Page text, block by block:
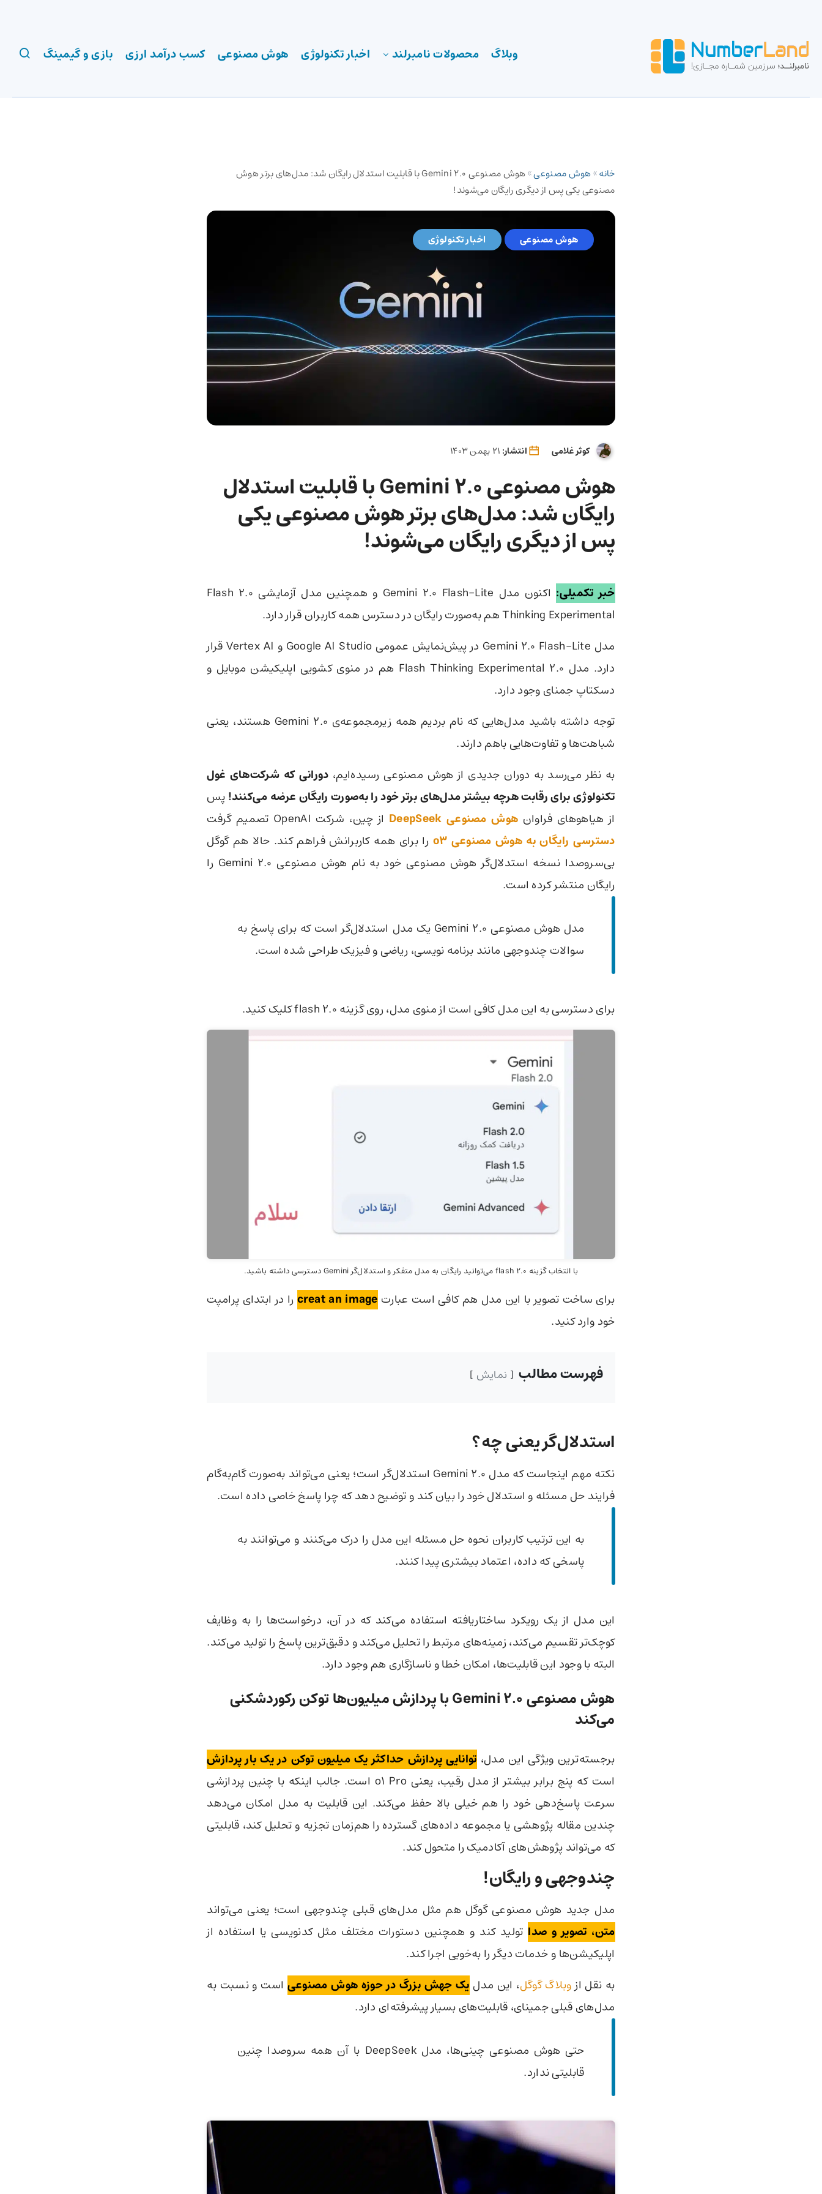
وبلاگ محصولات نامبرلند اخبار تکنولوژی هوش مصنوعی کسب درآمد ارزی بازی و گیمینگ
خانه»هوش مصنوعی»
هوش مصنوعی Gemini 2.0 با قابلیت استدلال رایگان شد: مدل‌های برتر هوش
مصنوعی یکی پس از دیگری رایگان می‌شوند!
هوش مصنوعی اخبار تکنولوژی
کوثر غلامی انتشار:
هوش مصنوعی Gemini 2.0 با قابلیت استدلال
رایگان شد: مدل‌های برتر هوش مصنوعی یکی
پس از دیگری رایگان می‌شوند!
خبر تکمیلی:‌
اکنون مدل‌ Gemini 2.0 Flash-Lite و همچنین مدل آزمایشی 2.0 Flash
Thinking Experimental هم به‌صورت رایگان در دسترس همه کاربران قرار دارد.
مدل Gemini 2.0 Flash-Lite در پیش‌نمایش عمومی Google AI Studio و Vertex AI قرار
دارد. مدل 2.0 Flash Thinking Experimental هم در منوی کشویی اپلیکیشن موبایل و
دسکتاپ جمنای وجود دارد.
توجه داشته باشید مدل‌هایی که نام بردیم همه زیرمجموعه‌ی Gemini 2.0 هستند، یعنی
شباهت‌ها و تفاوت‌هایی باهم دارند.
به نظر می‌رسد به دوران جدیدی از هوش مصنوعی رسیده‌ایم، دورانی که شرکت‌های غول
تکنولوژی برای رقابت هرچه بیشتر مدل‌های برتر خود را به‌صورت رایگان عرضه می‌کنند!پس
از هیاهوهای فراوان هوش مصنوعی DeepSeek
از چین، شرکت OpenAI تصمیم گرفت
دسترسی رایگان به هوش مصنوعی o3
را برای همه کاربرانش فراهم کند. حالا هم گوگل
بی‌سروصدا نسخه استدلال‌گر هوش مصنوعی خود به نام هوش مصنوعی Gemini 2.0 را
رایگان منتشر کرده است.
مدل هوش مصنوعی Gemini 2.0 یک مدل استدلال‌گر است که برای پاسخ به
سوالات چندوجهی مانند برنامه نویسی، ریاضی و فیزیک طراحی شده است.
برای دسترسی به این مدل کافی است از منوی مدل، روی گزینه flash 2.0 کلیک کنید.
با انتخاب گزینه flash 2.0 می‌توانید رایگان به مدل متفکر و استدلال‌گر Gemini دسترسی داشته باشید.
برای ساخت تصویر با این مدل هم کافی است عبارت creat an imageرا در ابتدای پرامپت
خود وارد کنید.
فهرست مطالب نمایش
استدلال‌گر یعنی چه؟
نکته مهم اینجاست که مدل Gemini 2.0 استدلال‌گر است؛ یعنی می‌تواند به‌صورت گام‌به‌گام
فرایند حل مسئله و استدلال خود را بیان کند و توضیح دهد که چرا پاسخ خاصی داده است.
به این ترتیب کاربران نحوه حل مسئله این مدل را درک می‌کنند و می‌توانند به
پاسخی که داده، اعتماد بیشتری پیدا کنند.
این مدل از یک رویکرد ساختاریافته استفاده می‌کند که در آن، درخواست‌ها را به وظایف
کوچک‌تر تقسیم می‌کند، زمینه‌های مرتبط را تحلیل می‌کند و دقیق‌ترین پاسخ‌ را تولید می‌کند.
البته با وجود این قابلیت‌ها، امکان خطا و ناسازگاری هم وجود دارد.
هوش مصنوعی Gemini 2.0با پردازش میلیون‌ها توکن رکوردشکنی
می‌کند
برجسته‌ترین ویژگی این مدل، توانایی پردازش حداکثر یک میلیون توکن در یک بار پردازش
است که پنج برابر بیشتر از مدل رقیب، یعنی o1 Pro است. جالب اینکه با چنین پردازشی
سرعت پاسخ‌دهی خود را هم خیلی بالا حفظ می‌کند. این قابلیت به مدل امکان می‌دهد
چندین مقاله پژوهشی یا مجموعه داده‌های گسترده را هم‌زمان تجزیه و تحلیل کند، قابلیتی
که می‌تواند پژوهش‌های آکادمیک را متحول کند.
چندوجهی و رایگان!
مدل جدید هوش مصنوعی گوگل هم مثل مدل‌های قبلی چندوجهی است؛ یعنی می‌تواند
متن، تصویر و صدا تولید کند و همچنین دستورات مختلف مثل کدنویسی یا استفاده از
اپلیکیشن‌ها و خدمات دیگر را به‌خوبی اجرا کند.
به نقل ازوبلاگ گوگل، این مدل یک جهش بزرگ در حوزه هوش مصنوعی است و نسبت به
مدل‌های قبلی جمینای، قابلیت‌های بسیار پیشرفته‌ای دارد.
حتی هوش مصنوعی چینی‌ها، مدل DeepSeek با آن همه سروصدا چنین
قابلیتی ندارد.